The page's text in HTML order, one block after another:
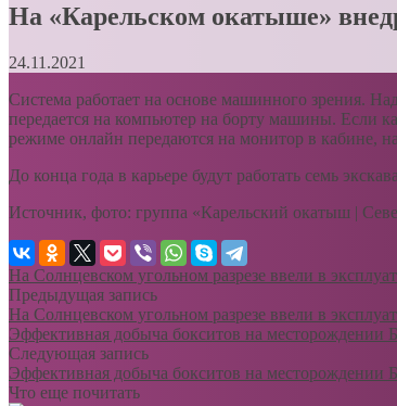
На «Карельском окатыше»
24.11.2021
Система работает на основе машинного зрения.
передается на компьютер на борту машины. Если
режиме онлайн передаются на монитор в кабине,
До конца года в карьере будут работать семь
Источник, фото: группа «Карельский окатыш |
На Солнцевском угольном разрезе ввели в
Предыдущая запись
На Солнцевском угольном разрезе ввели в
Эффективная добыча бокситов на месторождении
Следующая запись
Эффективная добыча бокситов на месторождении
Что еще почитать